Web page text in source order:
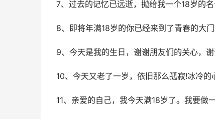
7、过去的记忆已远逝，抛给我一个18岁的
8、即将年满18岁的你已经来到了青春的大门
9、今天是我的生日，谢谢朋友们的关心，谢
10、今天又老了一岁，依旧那么孤寂!冰冷的
11、亲爱的自己，我今天满18岁了。我要做